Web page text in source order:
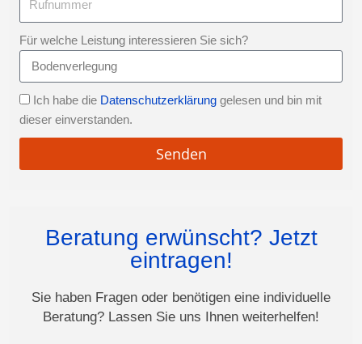
Für welche Leistung interessieren Sie sich?
Ich habe die Datenschutzerklärung gelesen und bin mit
dieser einverstanden.
Senden
Beratung erwünscht? Jetzt
eintragen!
Sie haben Fragen oder benötigen eine individuelle
Beratung? Lassen Sie uns Ihnen weiterhelfen!